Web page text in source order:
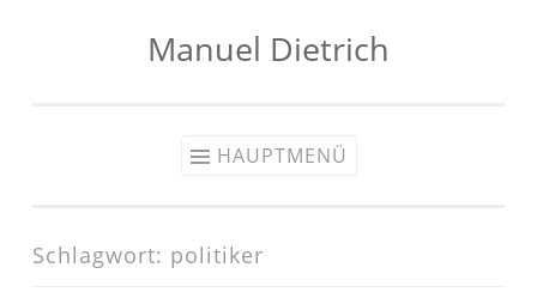
Manuel Dietrich
HAUPTMENÜ
Schlagwort: politiker